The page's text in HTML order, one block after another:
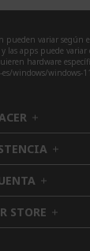
pueden variar según
las apps puede
hardware
windows/windows-
h
i
d
d
e
n
h
i
d
e
n
h
i
d
d
STORE h
i